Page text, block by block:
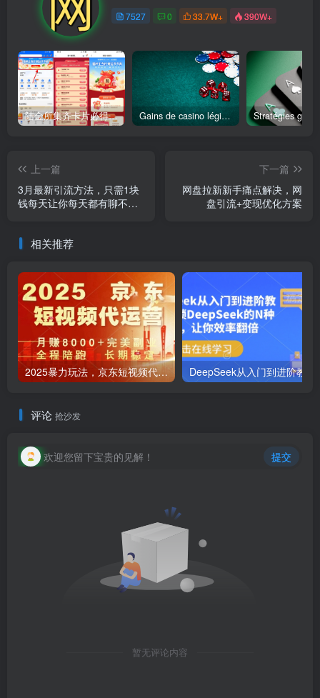
7527 0 33.7W+ 390W+
陆金所集齐卡片必得6.6元红包 Gains de casino légitimes votre perspective pour un véritable succès au jeu
上一篇
3月最新引流方法，只需1块
钱每天让你每天都有聊不完
下一篇
网盘拉新新手痛点解决，网
盘引流+变现优化方案
相关推荐
2025暴力玩法，京东短视频代运营 月入8k+操作简单小白轻松上手【揭秘】
评论 抢沙发
欢迎您留下宝贵的见解！ 提交
暂无评论内容